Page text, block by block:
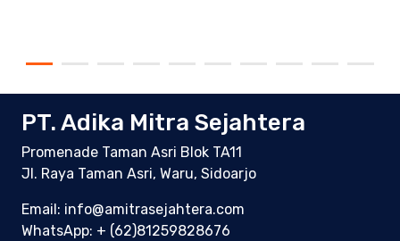
PT. Adika Mitra Sejahtera
Promenade Taman Asri Blok TA11
Jl. Raya Taman Asri, Waru, Sidoarjo
Email: info@amitrasejahtera.com
WhatsApp: + (62)81259828676